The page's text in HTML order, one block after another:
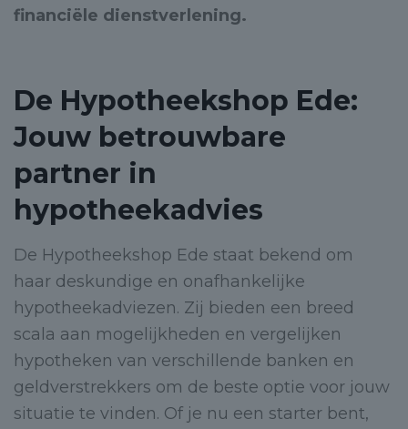
financiële dienstverlening.
De Hypotheekshop Ede:
Jouw betrouwbare
partner in
hypotheekadvies
De Hypotheekshop Ede staat bekend om
haar deskundige en onafhankelijke
hypotheekadviezen. Zij bieden een breed
scala aan mogelijkheden en vergelijken
hypotheken van verschillende banken en
geldverstrekkers om de beste optie voor jouw
situatie te vinden. Of je nu een starter bent,